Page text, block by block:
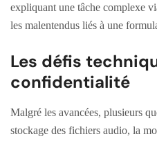
expliquant une tâche complexe
les malentendus liés à une
Les défis
confidentialité
Malgré les avancées, plusieurs
stockage des fichiers audio, la